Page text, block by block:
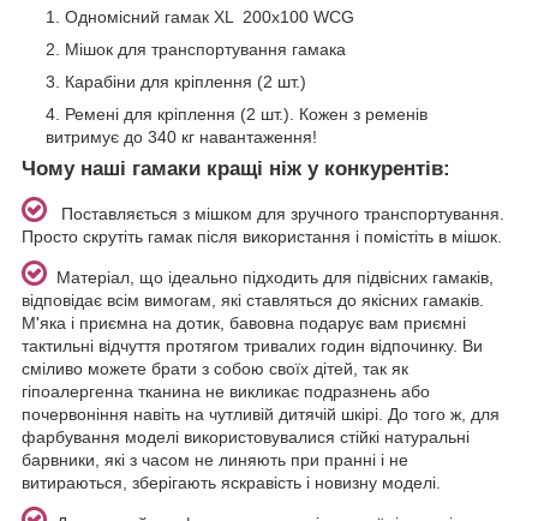
Одномісний гамак XL 200х100 WCG
Мішок для транспортування гамака
Карабіни для кріплення (2 шт.)
Ремені для кріплення (2 шт.). Кожен з ременів
витримує до 340 кг навантаження!
Чому наші гамаки кращі ніж у конкурентів:
Поставляється з мішком для зручного транспортування.
Просто скрутіть гамак після використання і помістіть в мішок.
Матеріал, що ідеально підходить для підвісних гамаків,
відповідає всім вимогам, які ставляться до якісних гамаків.
М'яка і приємна на дотик, бавовна подарує вам приємні
тактильні відчуття протягом тривалих годин відпочинку. Ви
сміливо можете брати з собою своїх дітей, так як
гіпоалергенна тканина не викликає подразнень або
почервоніння навіть на чутливій дитячій шкірі. До того ж, для
фарбування моделі використовувалися стійкі натуральні
барвники, які з часом не линяють при пранні і не
витираються, зберігають яскравість і новизну моделі.